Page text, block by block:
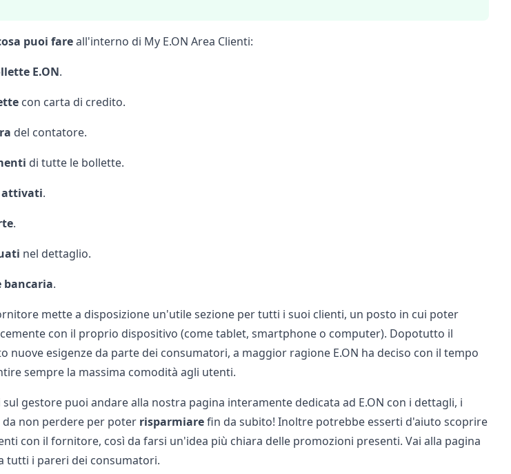
puoi fareall'interno di My E.ON Area Clienti:
E.ON.
con carta di credito.
del contatore.
di tutte le bollette.
attivati.
.
nel dettaglio.
bancaria.
mette a disposizione un'utile sezione per tutti i suoi clienti, un posto in cui poter
con il proprio dispositivo (come tablet, smartphone o computer). Dopotutto il
nuove esigenze da parte dei consumatori, a maggior ragione E.ON ha deciso con il tempo
sempre la massima comodità agli utenti.
gestore puoi andare alla nostra pagina interamente dedicata ad E.ON con i dettagli, i
non perdere per poterrisparmiarefin da subito! Inoltre potrebbe esserti d'aiuto scoprire
con il fornitore, così da farsi un'idea più chiara delle promozioni presenti. Vai alla pagina
tutti i pareri dei consumatori.